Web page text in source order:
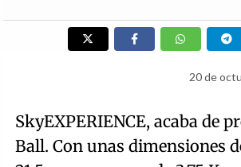
20 de
SkyEXPERIENCE, acaba de
Ball. Con unas dimensiones